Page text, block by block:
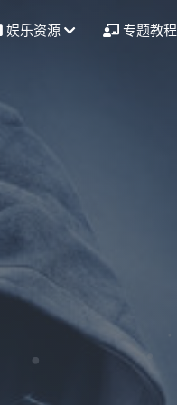
娱乐资源 专题教程